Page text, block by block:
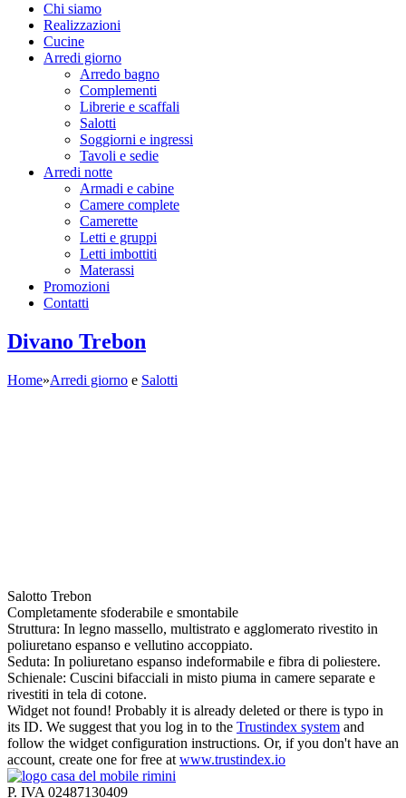
Chi siamo
Realizzazioni
Cucine
Arredi giorno
Arredo bagno
Complementi
Librerie e scaffali
Salotti
Soggiorni e ingressi
Tavoli e sedie
Arredi notte
Armadi e cabine
Camere complete
Camerette
Letti e gruppi
Letti imbottiti
Materassi
Promozioni
Contatti
Divano Trebon
Home»Arredi giorno e Salotti
Salotto Trebon
Completamente sfoderabile e smontabile
Struttura: In legno massello, multistrato e agglomerato rivestito in
poliuretano espanso e vellutino accoppiato.
Seduta: In poliuretano espanso indeformabile e fibra di poliestere.
Schienale: Cuscini bifacciali in misto piuma in camere separate e
rivestiti in tela di cotone.
Widget not found! Probably it is already deleted or there is typo in
its ID. We suggest that you log in to the Trustindex system and
follow the widget configuration instructions. Or, if you don't have an
account, create one for free at www.trustindex.io
P. IVA 02487130409